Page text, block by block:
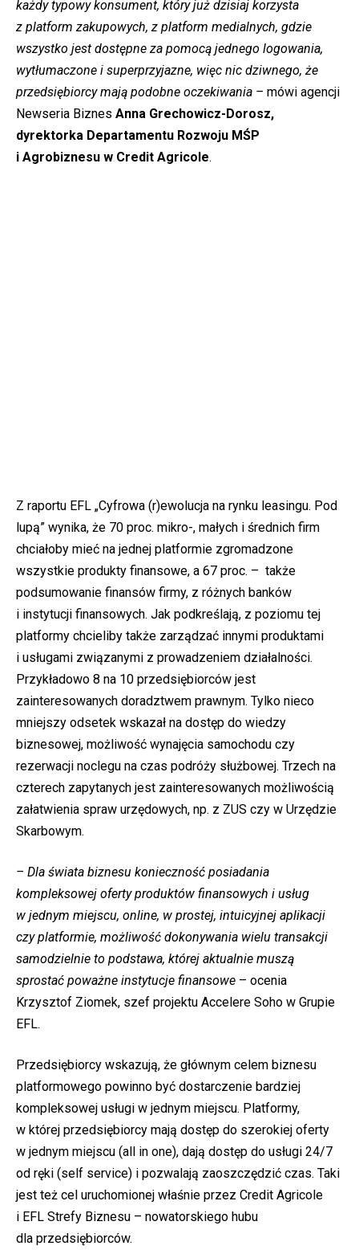
każdy typowy konsument, który już dzisiaj korzysta
z platform zakupowych, z platform medialnych, gdzie
wszystko jest dostępne za pomocą jednego logowania,
wytłumaczone i superprzyjazne, więc nic dziwnego, że
przedsiębiorcy mają podobne oczekiwania – mówi agencji
Newseria Biznes Anna Grechowicz-Dorosz,
dyrektorka Departamentu Rozwoju MŚP
i Agrobiznesu w Credit Agricole.
Z raportu EFL „Cyfrowa (r)ewolucja na rynku leasingu. Pod
lupą” wynika, że 70 proc. mikro-, małych i średnich firm
chciałoby mieć na jednej platformie zgromadzone
wszystkie produkty finansowe, a 67 proc. – także
podsumowanie finansów firmy, z różnych banków
i instytucji finansowych. Jak podkreślają, z poziomu tej
platformy chcieliby także zarządzać innymi produktami
i usługami związanymi z prowadzeniem działalności.
Przykładowo 8 na 10 przedsiębiorców jest
zainteresowanych doradztwem prawnym. Tylko nieco
mniejszy odsetek wskazał na dostęp do wiedzy
biznesowej, możliwość wynajęcia samochodu czy
rezerwacji noclegu na czas podróży służbowej. Trzech na
czterech zapytanych jest zainteresowanych możliwością
załatwienia spraw urzędowych, np. z ZUS czy w Urzędzie
Skarbowym.
– Dla świata biznesu konieczność posiadania
kompleksowej oferty produktów finansowych i usług
w jednym miejscu, online, w prostej, intuicyjnej aplikacji
czy platformie, możliwość dokonywania wielu transakcji
samodzielnie to podstawa, której aktualnie muszą
sprostać poważne instytucje finansowe – ocenia
Krzysztof Ziomek, szef projektu Accelere Soho w Grupie
EFL.
Przedsiębiorcy wskazują, że głównym celem biznesu
platformowego powinno być dostarczenie bardziej
kompleksowej usługi w jednym miejscu. Platformy,
w której przedsiębiorcy mają dostęp do szerokiej oferty
w jednym miejscu (all in one), dają dostęp do usługi 24/7
od ręki (self service) i pozwalają zaoszczędzić czas. Taki
jest też cel uruchomionej właśnie przez Credit Agricole
i EFL Strefy Biznesu – nowatorskiego hubu
dla przedsiębiorców.